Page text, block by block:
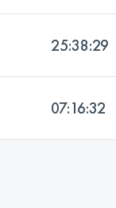
25:38:29
07:16:32